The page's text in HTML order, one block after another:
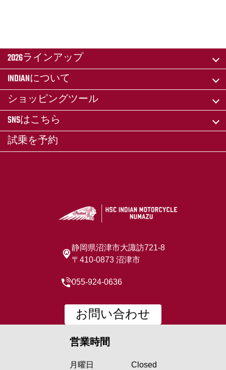
2026ラインアップ
INDIANについて
ショッピングツール
SNSはこちら
試乗を予約
静岡県沼津市大諏訪721-8
〒410-0873 沼津市
055-924-0636
お問い合わせ
営業時間
月曜日
Closed